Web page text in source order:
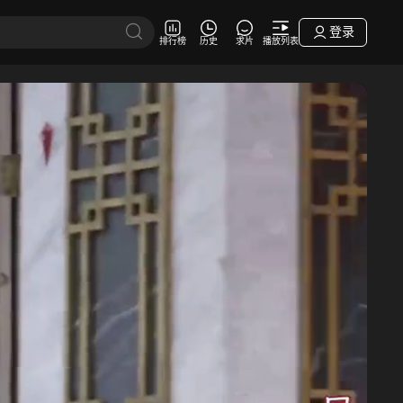
排行榜 历史 求片 播放列表
登录